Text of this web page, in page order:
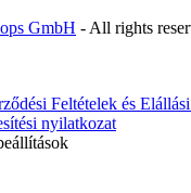
GmbH - All rights
Feltételek és
nyilatkozat